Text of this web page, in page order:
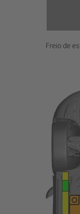
Freio de